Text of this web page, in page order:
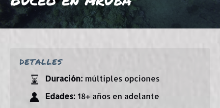
DETALLES
Duración: múltiples opciones
Edades: 18+ años en adelante